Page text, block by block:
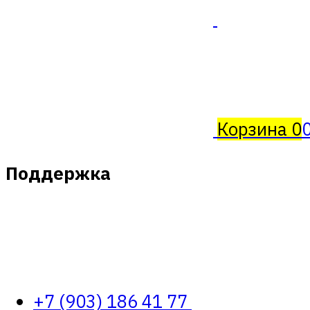
Корзина 0
Поддержка
+7 (903) 186 41 77